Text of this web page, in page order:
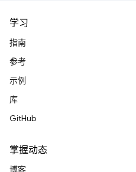
学习
指南
参考
示例
库
GitHub
掌握动态
博客